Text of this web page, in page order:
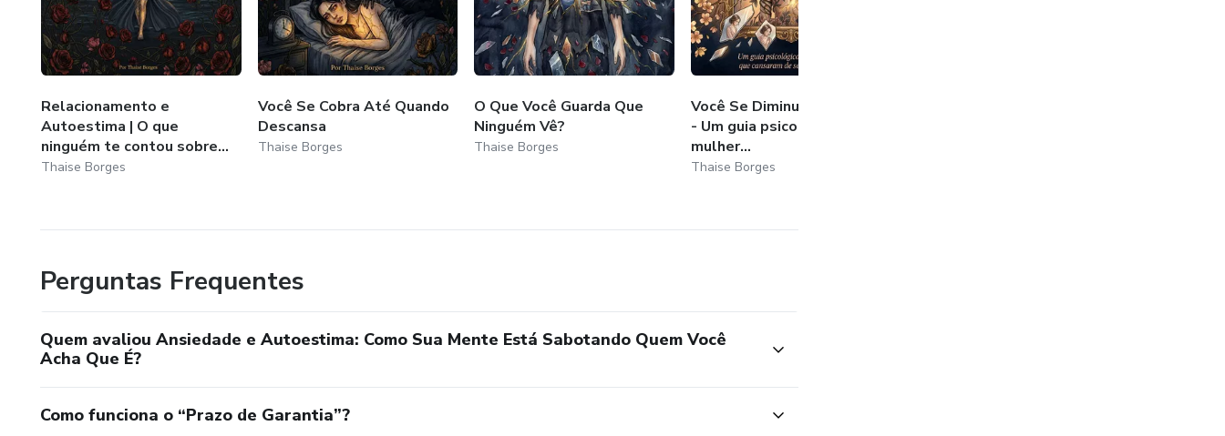
Relacionamento e
Autoestima | O que
ninguém te contou sobre...
Thaise Borges
Você Se Cobra Até Quando
Descansa
Thaise Borges
O Que Você Guarda Que
Ninguém Vê?
Thaise Borges
Você Se Diminui Para Caber
- Um guia psicológico para
mulher...
Thaise Borges
Perguntas Frequentes
Quem avaliou Ansiedade e Autoestima: Como Sua Mente Está Sabotando Quem Você
Acha Que É?
Como funciona o “Prazo de Garantia”?